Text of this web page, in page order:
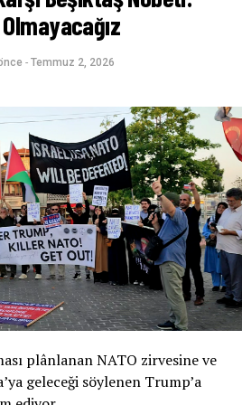
Bildiri Metni
ve savaş politikalarını
sesimizi yükseltiyor; adaletin,
olduğumuzu ilan
- Temmuz 2, 2026
plânlanan NATO zirvesine ve
geleceği söylenen Trump’a